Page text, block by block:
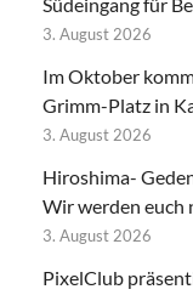
3. August 2026
Im Oktober
Grimm-Platz in
3. August 2026
Hiroshima-
Wir werden euch
3. August 2026
PixelClub